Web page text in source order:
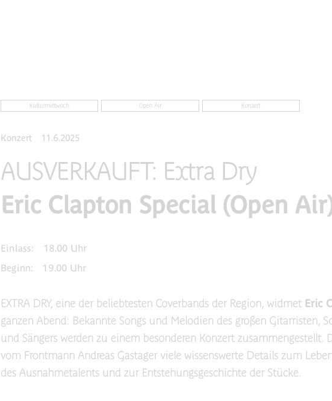
Kulturmittwoch Open Air Konzert
Konzert 11.6.2025
AUSVERKAUFT: Extra Dry
Eric Clapton Special (Open
Einlass:
18.00 Uhr
Beginn:
19.00 Uhr
EXTRA DRY, eine der beliebtesten Coverbands der Region, widmet Eric
ganzen Abend: Bekannte Songs und Melodien des großen Gitarristen,
und Sängers werden zu einem besonderen Konzert zusammengestellt.
vom Frontmann Andreas Gastager viele wissenswerte Details zum
des Ausnahmetalents und zur Entstehungsgeschichte der Stücke.